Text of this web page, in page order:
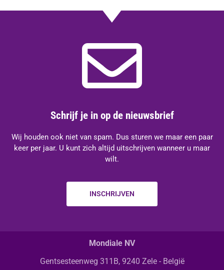
Schrijf je in op de nieuwsbrief
Wij houden ook niet van spam. Dus sturen we maar een paar
keer per jaar. U kunt zich altijd uitschrijven wanneer u maar
wilt.
INSCHRIJVEN
Mondiale NV
Gentsesteenweg 311B, 9240 Zele - België